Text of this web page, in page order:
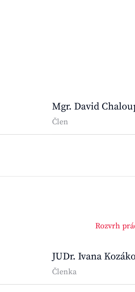
Mgr. David
Člen
Rozvrh
JUDr. Ivana
Členka